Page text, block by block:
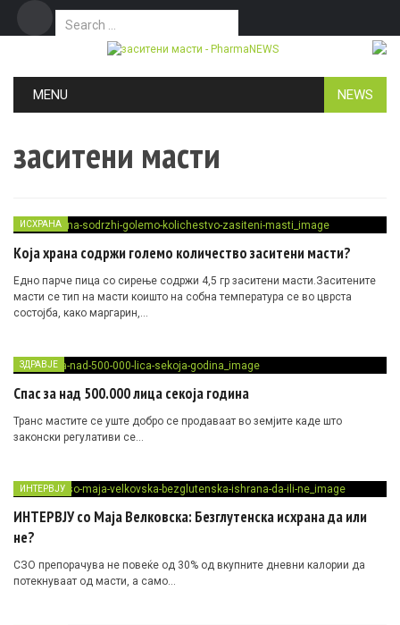
Search for:
MENU NEWS
заситени масти
ИСХРАНА
Која храна содржи големо количество заситени масти?
Едно парче пица со сирење содржи 4,5 гр заситени масти.Заситените
масти се тип на масти коишто на собна температура се во цврста
состојба, како маргарин,…
ЗДРАВЈЕ
Спас за над 500.000 лица секоја година
Транс мастите се уште добро се продаваат во земјите каде што
законски регулативи се…
ИНТЕРВЈУ
ИНТЕРВЈУ со Маја Велковска: Безглутенска исхрана да или
не?
СЗО препорачува не повеќе од 30% од вкупните дневни калории да
потекнуваат од масти, а само…